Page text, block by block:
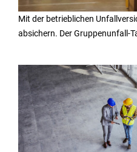
Mit der betrieblichen
absichern. Der Gruppenunfall-